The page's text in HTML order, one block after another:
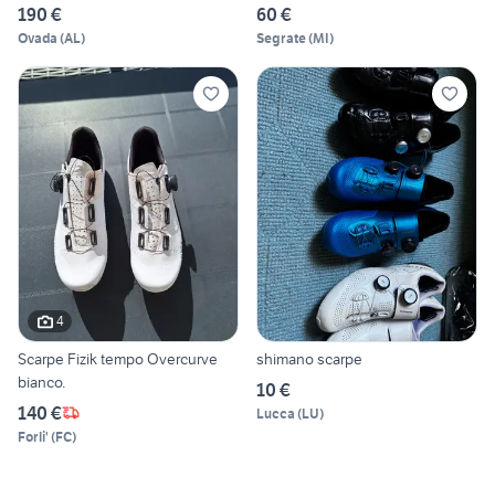
190 €
Ovada (AL)
60 €
Segrate(MI)
4
Scarpe Fizik tempo Overcurve
bianco.
140 €
Forli' (FC)
shimano scarpe
10 €
Lucca (LU)